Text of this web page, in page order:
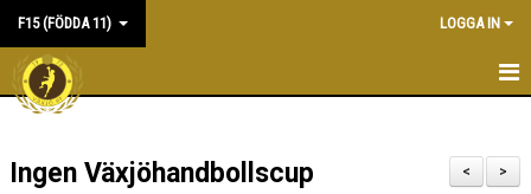
F15 (FÖDDA 11) LOGGA IN
HEM
NYHETER >
<
Ingen Växjöhandbollscup